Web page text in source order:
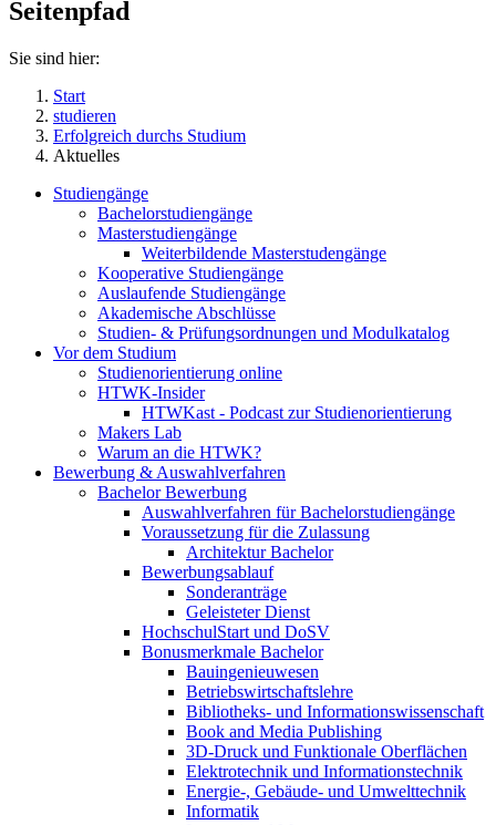
Seitenpfad
Sie sind hier:
Start
studieren
Erfolgreich durchs Studium
Aktuelles
Studiengänge
Bachelorstudiengänge
Masterstudiengänge
Weiterbildende Masterstudengänge
Kooperative Studiengänge
Auslaufende Studiengänge
Akademische Abschlüsse
Studien- & Prüfungsordnungen und Modulkatalog
Vor dem Studium
Studienorientierung online
HTWK-Insider
HTWKast - Podcast zur Studienorientierung
Makers Lab
Warum an die HTWK?
Bewerbung & Auswahlverfahren
Bachelor Bewerbung
Auswahlverfahren für Bachelorstudiengänge
Voraussetzung für die Zulassung
Architektur Bachelor
Bewerbungsablauf
Sonderanträge
Geleisteter Dienst
HochschulStart und DoSV
Bonusmerkmale Bachelor
Bauingenieuwesen
Betriebswirtschaftslehre
Bibliotheks- und Informationswissenschaft
Book and Media Publishing
3D-Druck und Funktionale Oberflächen
Elektrotechnik und Informationstechnik
Energie-, Gebäude- und Umwelttechnik
Informatik